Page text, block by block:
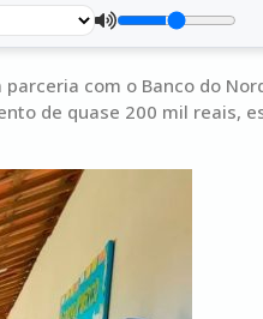
com o Banco do
de quase 200 mil reais,